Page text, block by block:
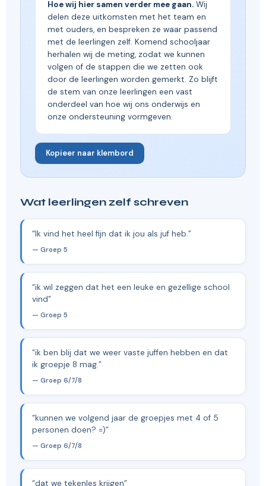
Hoe wij hier samen verder mee gaan. Wij
delen deze uitkomsten met het team en
met ouders, en bespreken ze waar passend
met de leerlingen zelf. Komend schooljaar
herhalen wij de meting, zodat we kunnen
volgen of de stappen die we zetten ook
door de leerlingen worden gemerkt. Zo blijft
de stem van onze leerlingen een vast
onderdeel van hoe wij ons onderwijs en
onze ondersteuning vormgeven.
Kopieer naar klembord
Wat leerlingen zelf schreven
“Ik vind het heel fijn dat ik jou als juf heb.”
— Groep 5
“ik wil zeggen dat het een leuke en gezellige school
vind”
— Groep 5
“ik ben blij dat we weer vaste juffen hebben en dat
ik groepje 8 mag.”
— Groep 6/7/8
“kunnen we volgend jaar de groepjes met 4 of 5
personen doen? =)”
— Groep 6/7/8
“dat we tekenles krijgen”